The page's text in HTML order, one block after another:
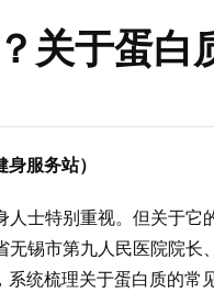
关于蛋白
服务站）
士特别重视。但关于
锡市第九人民医院院
统梳理关于蛋白质的常见